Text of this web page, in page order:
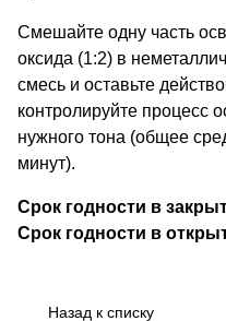
Смешайте одну часть
оксида (1:2) в
смесь и оставьте
контролируйте процесс
нужного тона (общее
минут).
Срок годности в
Срок годности в
Назад к списку